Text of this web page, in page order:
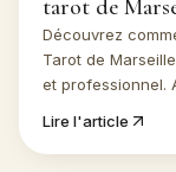
tarot de
Découvrez
Tarot de
et professionnel.
Lire l'article